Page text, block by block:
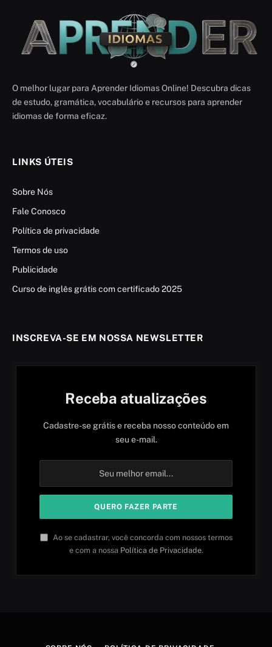
O melhor lugar para Aprender Idiomas Online! Descubra dicas
de estudo, gramática, vocabulário e recursos para aprender
idiomas de forma eficaz.
LINKS ÚTEIS
Sobre Nós
Fale Conosco
Política de privacidade
Termos de uso
Publicidade
Curso de inglês grátis com certificado 2025
INSCREVA-SE EM NOSSA NEWSLETTER
Receba atualizações
Cadastre-se grátis e receba nosso conteúdo em
seu e-mail.
Ao se cadastrar, você concorda com nossos termos
e com a nossa Política de Privacidade.